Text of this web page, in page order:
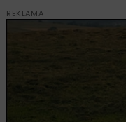
REKLAMA